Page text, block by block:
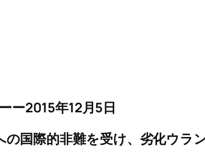
ー2015年12月5日
の国際的非難を受け、劣化ウ